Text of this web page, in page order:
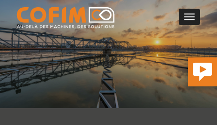
SOCIÉTÉ
SECTEURS D'ACTIVITÉS
MACHINES
Toggle
RECHERCHER